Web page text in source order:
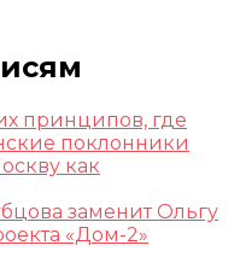
принципов, где
поклонники
как
заменит Ольгу
«Дом-2»